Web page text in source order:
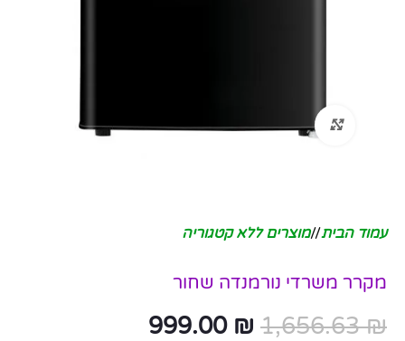
לחץ להגדלה
עמוד הבית/ מוצרים ללא קטגוריה
מקרר משרדי נורמנדה שחור
1,656.63₪
999.00 ₪